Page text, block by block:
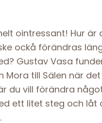
ointressant! Hur
ockå förändras
Gustav Vasa
Mora till Sälen när
du vill förändra
ett litet steg och